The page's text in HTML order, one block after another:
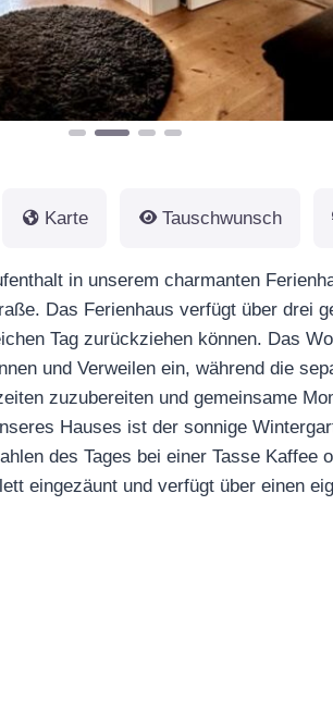
Karte Tauschwunsch
in unserem charmanten
Das Ferienhaus verfügt über drei
Tag zurückziehen können. Das
und Verweilen ein, während die
zuzubereiten und gemeinsame
Hauses ist der sonnige
des Tages bei einer Tasse Kaffee
eingezäunt und verfügt über einen